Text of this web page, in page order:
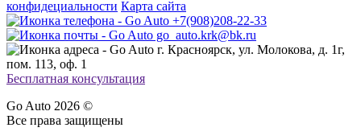
конфидециальности Карта сайта
+7(908)208-22-33
go_auto.krk@bk.ru
г. Красноярск, ул. Молокова, д. 1г,
пом. 113, оф. 1
Бесплатная консультация
Go Auto 2026 ©
Все права защищены